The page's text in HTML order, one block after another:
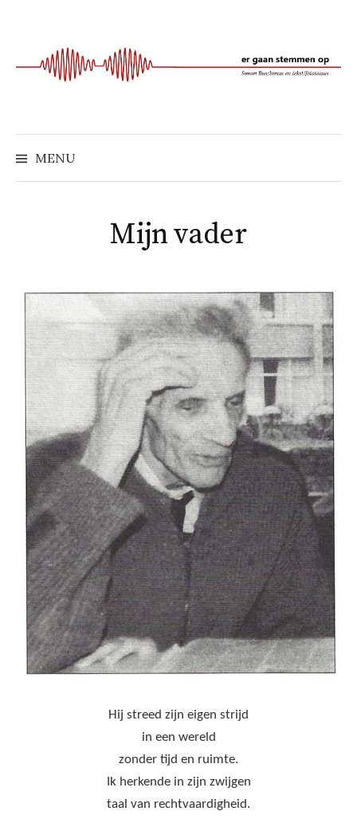
springen
MENU
Mijn vader
Hij streed zijn eigen strijd
in een wereld
zonder tijd en ruimte.
Ik herkende in zijn zwijgen
taal van rechtvaardigheid.